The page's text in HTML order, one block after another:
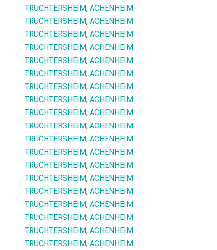
TRUCHTERSHEIM, ACHENHEIM
TRUCHTERSHEIM, ACHENHEIM
TRUCHTERSHEIM, ACHENHEIM
TRUCHTERSHEIM, ACHENHEIM
TRUCHTERSHEIM, ACHENHEIM
TRUCHTERSHEIM, ACHENHEIM
TRUCHTERSHEIM, ACHENHEIM
TRUCHTERSHEIM, ACHENHEIM
TRUCHTERSHEIM, ACHENHEIM
TRUCHTERSHEIM, ACHENHEIM
TRUCHTERSHEIM, ACHENHEIM
TRUCHTERSHEIM, ACHENHEIM
TRUCHTERSHEIM, ACHENHEIM
TRUCHTERSHEIM, ACHENHEIM
TRUCHTERSHEIM, ACHENHEIM
TRUCHTERSHEIM, ACHENHEIM
TRUCHTERSHEIM, ACHENHEIM
TRUCHTERSHEIM, ACHENHEIM
TRUCHTERSHEIM, ACHENHEIM